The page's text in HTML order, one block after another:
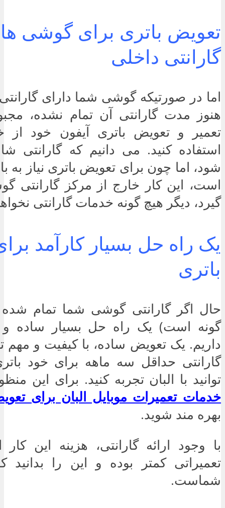
تعویض باتری برای گوشی
گارانتی داخلی
اما در صورتیکه گوشی شما دارای
هنوز مدت گارانتی آن تمام نشده،
تعمیر و تعویض باتری آیفون خود از
استفاده کنید. می دانیم که گارانتی
شود، اما چون برای تعویض باتری نیاز به
است، این کار خارج از مرکز گارانتی
گیرد، دیگر هیچ گونه خدمات گارانتی
یک راه حل بسیار کارآمد
باتری
حال اگر گارانتی گوشی شما تمام شده
گونه است) یک راه حل بسیار ساده و
داریم. یک تعویض ساده، با کیفیت و مهم
گارانتی حداقل سه ماهه برای خود
توانید با البان تجربه کنید. برای این
خدمات تعمیرات موبایل البان برای
بهره مند شوید.
با وجود ارائه گارانتی، هزینه این
تعمیراتی کمتر بوده و این را بدانید
شماست.